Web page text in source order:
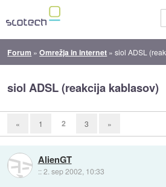
Forum »Omrežja in internet »siol ADSL
siol ADSL (reakcija kablasov)
« 1 2 3 »
AlienGT
::2. sep 2002, 10:33